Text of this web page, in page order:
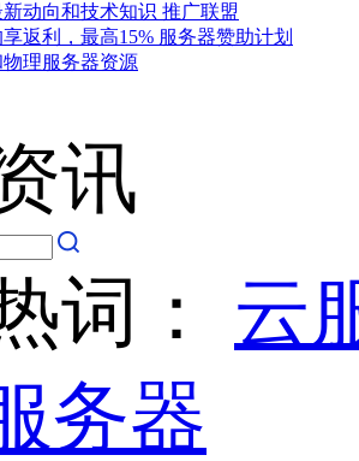
动向和技术知识 推广联盟
返利，最高15% 服务器赞助计划
理服务器资源
讯
词： 云
务器